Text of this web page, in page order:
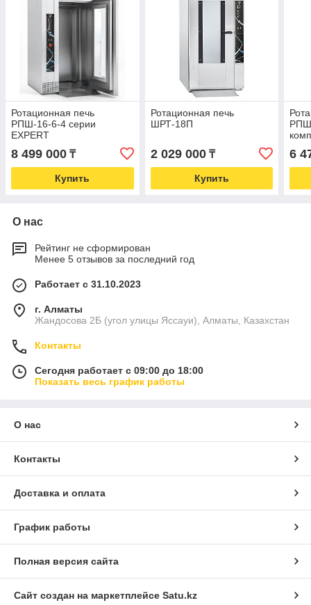
Ротационная печь
РПШ-16-6-4 серии
EXPERT
8 499 000 ₸
Купить
Ротационная печь
ШРТ-18П
2 029 000₸
Купить
6
О нас
Рейтинг не сформирован
Менее 5 отзывов за последний год
Работает с 31.10.2023
г. Алматы
Жандосова 2Б (угол улицы Яссауи), Алматы, Казахстан
Контакты
Сегодня работает с 09:00 до 18:00
Показать весь график работы
О нас
Контакты
Доставка и оплата
График работы
Полная версия сайта
Сайт создан на маркетплейсе Satu.kz